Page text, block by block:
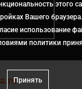
этого
Вашего браузера.
использование
политики
Принять